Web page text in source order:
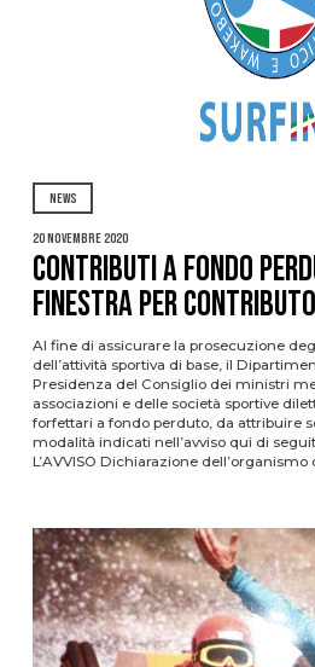
NEWS
20 Novembre 2020
Contributi a fondo
Finestra per
Al fine di assicurare la prosecuzione
dell’attività sportiva di base, il
Presidenza del Consiglio dei ministri
associazioni e delle società sportive
forfettari a fondo perduto, da attribuire
modalità indicati nell’avviso qui di
L’AVVISO Dichiarazione dell’organismo